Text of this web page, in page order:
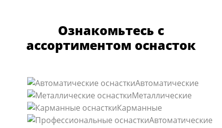
Ознакомьтесь с
ассортиментом оснасток
Автоматические
Металлические
Карманные
Автоматические